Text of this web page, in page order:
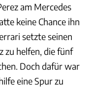
am Mercedes
keine Chance ihn
setzte seinen
zu helfen, die fünf
Doch dafür war
eine Spur zu